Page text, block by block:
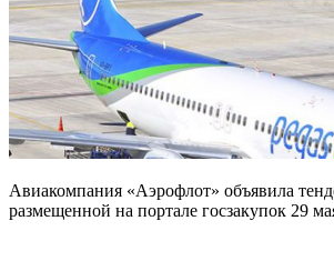
Авиакомпания «Аэрофлот» объявила
размещенной на портале госзакупок 29